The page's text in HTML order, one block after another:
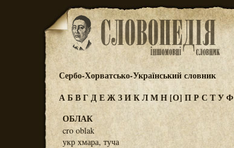
Сербо-Хорватсько-Український словник
АБВГДЕЖЗИКЛМН[О] ПРСТУФ
ОБЛАК
cro oblak
укр хмара, туча